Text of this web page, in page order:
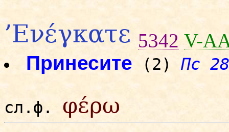
’Ενέγκατε 5342 V-
Принесите (2) Пс 28
сл.ф. φέρω